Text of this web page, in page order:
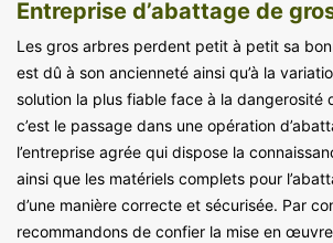
Entreprise d’abattage de
Les gros arbres perdent petit à petit sa
est dû à son ancienneté ainsi qu’à la
solution la plus fiable face à la dangerosité
c’est le passage dans une opération
l’entreprise agrée qui dispose la
ainsi que les matériels complets pour
d’une manière correcte et sécurisée. Par
recommandons de confier la mise en